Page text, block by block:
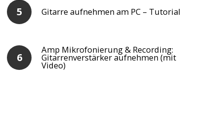
Gitarre aufnehmen am PC – Tutorial
Amp Mikrofonierung & Recording:
Gitarrenverstärker aufnehmen (mit
Video)